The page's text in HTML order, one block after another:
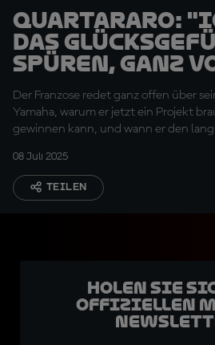
Quartararo:
das
spüren, ganz
sein"
Der Franzose redet ganz offen über
Yamaha, warum er jetzt ein Projekt
gewinnen kann, und wann er den
08 Juli 2025
TEILEN
Holen Sie
offiziellen